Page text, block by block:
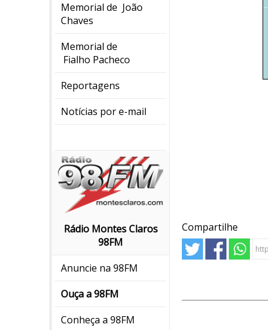
Memorial de João
Chaves
Memorial de
Fialho Pacheco
Reportagens
Notícias por e-mail
Rádio Montes Claros
98FM
Anuncie na 98FM
Ouça a 98FM
Conheça a 98FM
Compartilhe